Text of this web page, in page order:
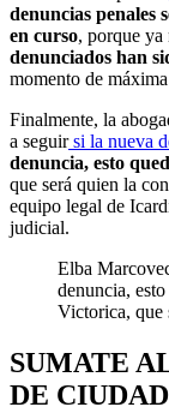
denuncias penales
en curso, porque ya
denunciados han
momento de
Finalmente, la
a seguirsi la nueva
denuncia, esto
que será quien la
equipo legal de
judicial.
Elba
denuncia,
Victorica, que
SUMATE
DE